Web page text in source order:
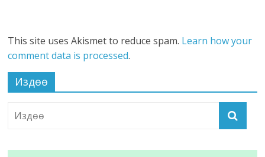
This site uses Akismet to reduce spam. Learn how your
comment data is processed.
Издөө